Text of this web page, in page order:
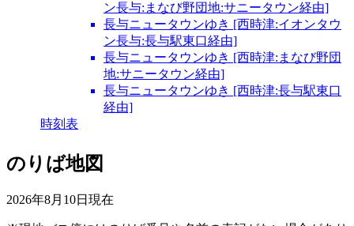
ン長与:まなび野団地:サニータウン経由]
長与ニュータウンゆき [西時津:イオンタウ
ン長与:長与駅東口経由]
長与ニュータウンゆき [西時津:まなび野団
地:サニータウン経由]
長与ニュータウンゆき [西時津:長与駅東口
経由]
時刻表
のりば地図
2026年8月10日 現在